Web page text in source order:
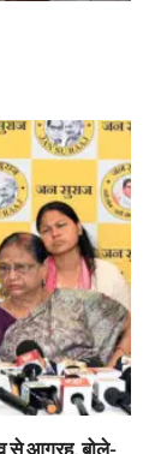
से आग्रह, बोले-